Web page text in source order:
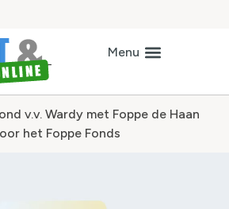
v.v. Wardy met Foppe de Haan
het Foppe Fonds